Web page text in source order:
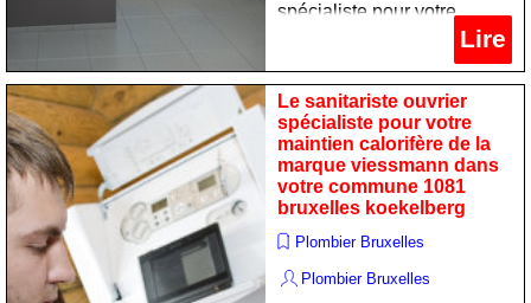
spécialiste pour votre
réparation chaudiere de la
marque brotje dans votre
commune 1081 bruxelles
koekelberg
Lire
Le sanitariste ouvrier
spécialiste pour votre
maintien calorifère de la
marque viessmann dans
votre commune 1081
bruxelles koekelberg
Plombier Bruxelles
Plombier Bruxelles